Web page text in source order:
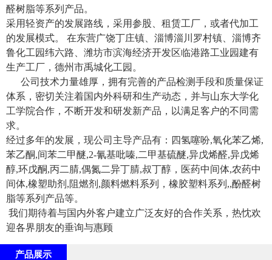
醛树脂等系列产品。
采用轻资产的发展路线，采用参股、租赁工厂，或者代加工
的发展模式。 在东营广饶丁庄镇、淄博淄川罗村镇、淄博齐
鲁化工园纬六路、潍坊市滨海经济开发区临港路工业园建有
生产工厂，德州市禹城化工园。
公司技术力量雄厚，拥有完善的产品检测手段和质量保证
体系，密切关注着国内外科研和生产动态，并与山东大学化
工学院合作，不断开发和研发新产品，以满足客户的不同需
求。
经过多年的发展，现公司主导产品有：四氢噻吩,氧化苯乙烯,
苯乙酮,间苯二甲醚,2-氰基吡嗪,二甲基硫醚,异戊烯醛,异戊烯
醇,环戊酮,丙二腈,偶氮二异丁腈,叔丁醇，医药中间体,农药中
间体,橡塑助剂,阻燃剂,颜料燃料系列，橡胶塑料系列,,酚醛树
脂等系列产品等。
我们期待着与国内外客户建立广泛友好的合作关系，热忱欢
迎各界朋友的垂询与惠顾
产品展示